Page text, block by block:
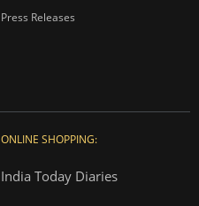
Press Releases
ONLINE SHOPPING:
India Today Diaries